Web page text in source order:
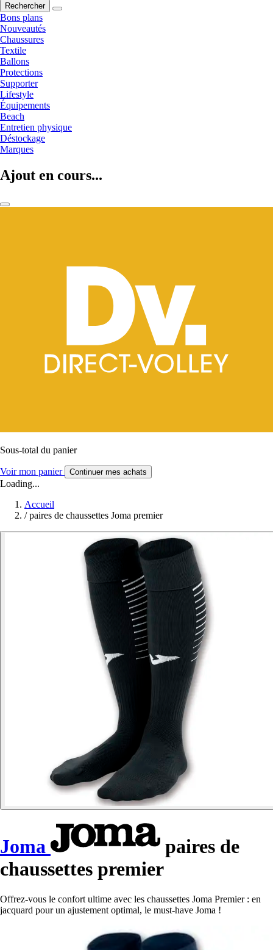
Rechercher
Bons plans
Nouveautés
Chaussures
Textile
Ballons
Protections
Supporter
Lifestyle
Équipements
Beach
Entretien physique
Déstockage
Marques
Ajout en cours...
Sous-total du panier
Voir mon panier Continuer mes achats
Loading...
Accueil
/ paires de chaussettes Joma premier
Joma
paires de
chaussettes premier
Offrez-vous le confort ultime avec les chaussettes Joma Premier : en
jacquard pour un ajustement optimal, le must-have Joma !